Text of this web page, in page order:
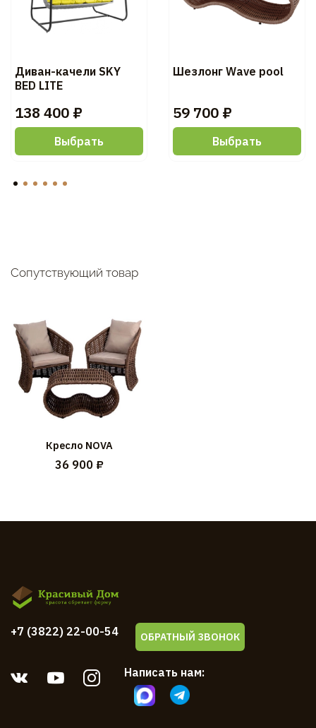
Диван-качели SKY
BED LITE
138 400 ₽
Выбрать
Шезлонг Wave pool
59 700 ₽
Выбрать
Сопутствующий товар
Кресло NOVA
36 900 ₽
Написать нам:
+7 (3822) 22-00-54 ОБРАТНЫЙ ЗВОНОК